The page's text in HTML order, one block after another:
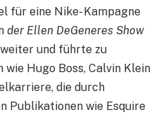
für eine Nike- Kampagne
der Ellen DeGeneres Show
und führte zu
Hugo Boss, Calvin Klein
die durch
Publikationen wie Esquire